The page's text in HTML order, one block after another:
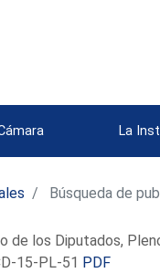
La
Búsqueda de
de los Diputados,
15-PL-51 PDF